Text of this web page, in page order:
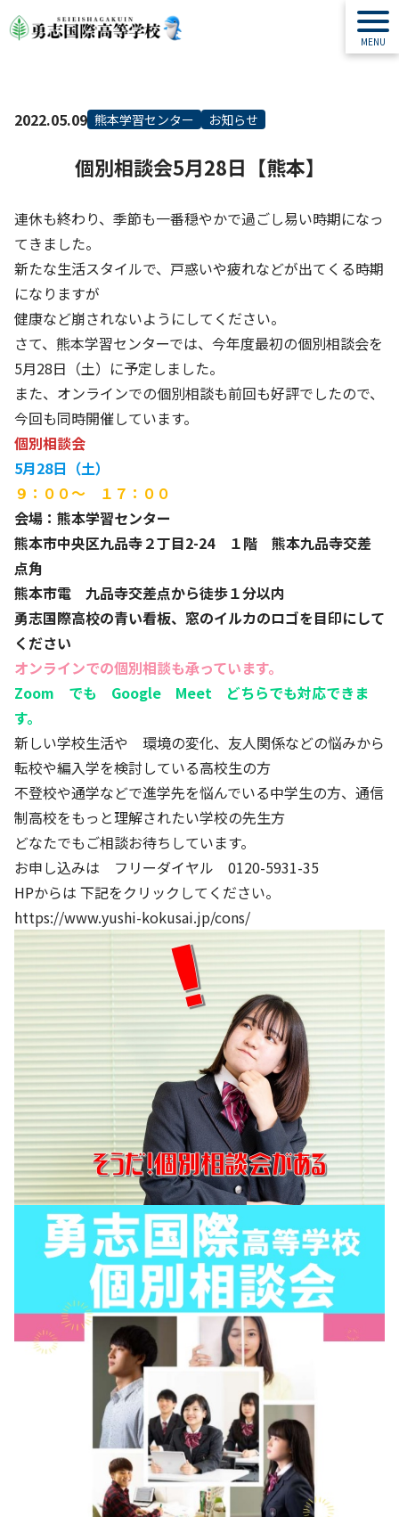
2022.05.09 熊本学習センター お知らせ
個別相談会5月28日【熊本】
連休も終わり、季節も一番穏やかで過ごし易い時期になっ
てきました。
新たな生活スタイルで、戸惑いや疲れなどが出てくる時期
になりますが
健康など崩されないようにしてください。
さて、熊本学習センターでは、今年度最初の個別相談会を
5月28日（土）に予定しました。
また、オンラインでの個別相談も前回も好評でしたので、
今回も同時開催しています。
個別相談会
5月28日（土）
９：００～ １７：００
会場：熊本学習センター
熊本市中央区九品寺２丁目2-24 １階 熊本九品寺交差
点角
熊本市電 九品寺交差点から徒歩１分以内
勇志国際高校の青い看板、窓のイルカのロゴを目印にして
ください
オンラインでの個別相談も承っています。
Zoom でも Google Meet どちらでも対応できま
す。
新しい学校生活や 環境の変化、友人関係などの悩みから
転校や編入学を検討している高校生の方
不登校や通学などで進学先を悩んでいる中学生の方、通信
制高校をもっと理解されたい学校の先生方
どなたでもご相談お待ちしています。
お申し込みは フリーダイヤル 0120-5931-35
HPからは 下記をクリックしてください。
https://www.yushi-kokusai.jp/cons/